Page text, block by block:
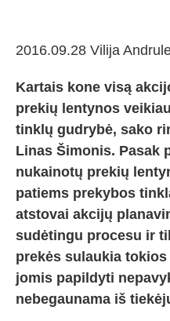
2016.09.28 Vilija
Kartais kone visą
prekių lentynos
tinklų gudrybė, sako
Linas Šimonis. Pasak
nukainotų prekių
patiems prekybos
atstovai akcijų
sudėtingu procesu ir
prekės sulaukia
jomis papildyti
nebegaunama iš